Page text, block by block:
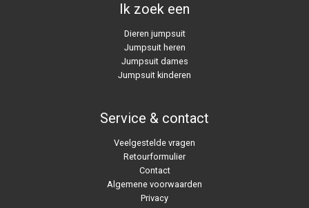
Ik zoek een
Dieren jumpsuit
Jumpsuit heren
Jumpsuit dames
Jumpsuit kinderen
Service & contact
Veelgestelde vragen
Retourformulier
Contact
Algemene voorwaarden
Privacy